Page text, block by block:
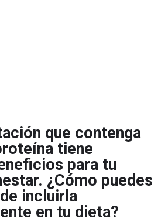
que contenga
tiene
para tu
¿Cómo puedes
incluirla
en tu dieta?